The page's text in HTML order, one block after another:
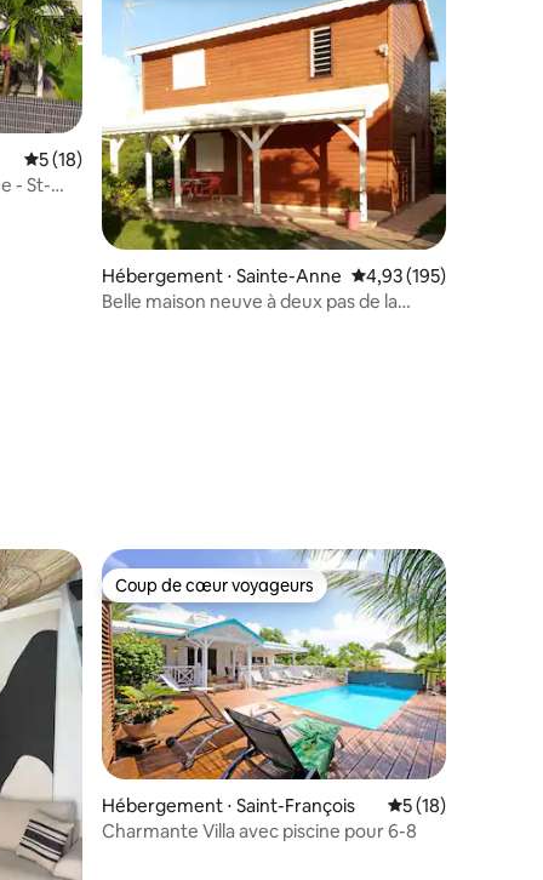
: 5 sur 5
Évaluation moyenne sur la base de 18 commentaires : 5 sur 5
5 (18)
- St-
Hébergement ⋅ Sainte-Anne Évaluation moyenne
4,93 (195)
Belle maison neuve à deux pas de la
: 5 sur 5
Coup de cœur voyageurs
Coup de cœur voyageurs
Hébergement ⋅ Saint-François Évaluation
5 (18)
Charmante Villa avec piscine pour 6-8